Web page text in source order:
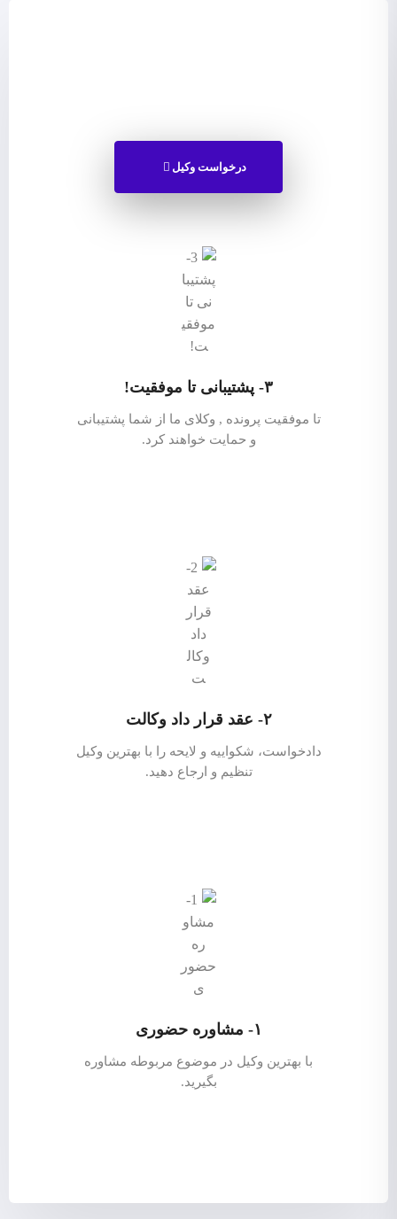
درخواست وکیل
۳- پشتیبانی تا موفقیت!
تا موفقیت پرونده , وکلای ما از شما پشتیبانی
و حمایت خواهند کرد.
۲- عقد قرار داد وکالت
دادخواست، شکواییه و لایحه را با بهترین وکیل
تنظیم و ارجاع دهید.
۱- مشاوره حضوری
با بهترین وکیل در موضوع مربوطه مشاوره
بگیرید.